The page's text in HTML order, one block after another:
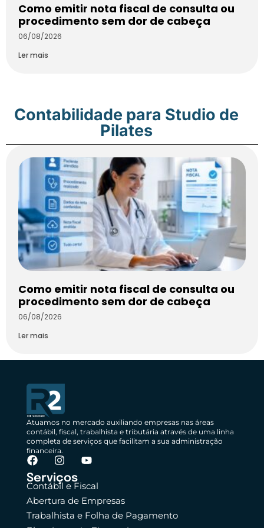
Como emitir nota fiscal de consulta ou
procedimento sem dor de cabeça
06/08/2026
Ler mais
Contabilidade para Studio de
Pilates
Como emitir nota fiscal de consulta ou
procedimento sem dor de cabeça
06/08/2026
Ler mais
Atuamos no mercado auxiliando empresas nas áreas
contábil, fiscal, trabalhista e tributária através de uma linha
completa de serviços que facilitam a sua administração
financeira.
Serviços
Contábil e Fiscal
Abertura de Empresas
Trabalhista e Folha de Pagamento